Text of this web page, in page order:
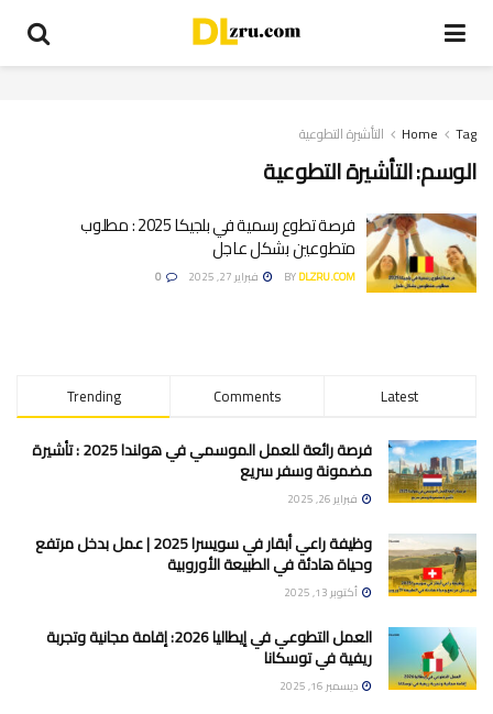
Home Tag التأشيرة التطوعية
الوسم:التأشيرة التطوعية
فرصة تطوع رسمية في بلجيكا 2025 : مطلوب
متطوعين بشكل عاجل
BYDLZRU.COM فبراير 27, 2025
Trending Comments Latest
فرصة رائعة للعمل الموسمي في هولندا 2025 : تأشيرة
مضمونة وسفر سريع
فبراير 26, 2025
وظيفة راعي أبقار في سويسرا 2025 | عمل بدخل مرتفع
وحياة هادئة في الطبيعة الأوروبية
أكتوبر 13, 2025
العمل التطوعي في إيطاليا 2026: إقامة مجانية وتجربة
ريفية في توسكانا
ديسمبر 16, 2025